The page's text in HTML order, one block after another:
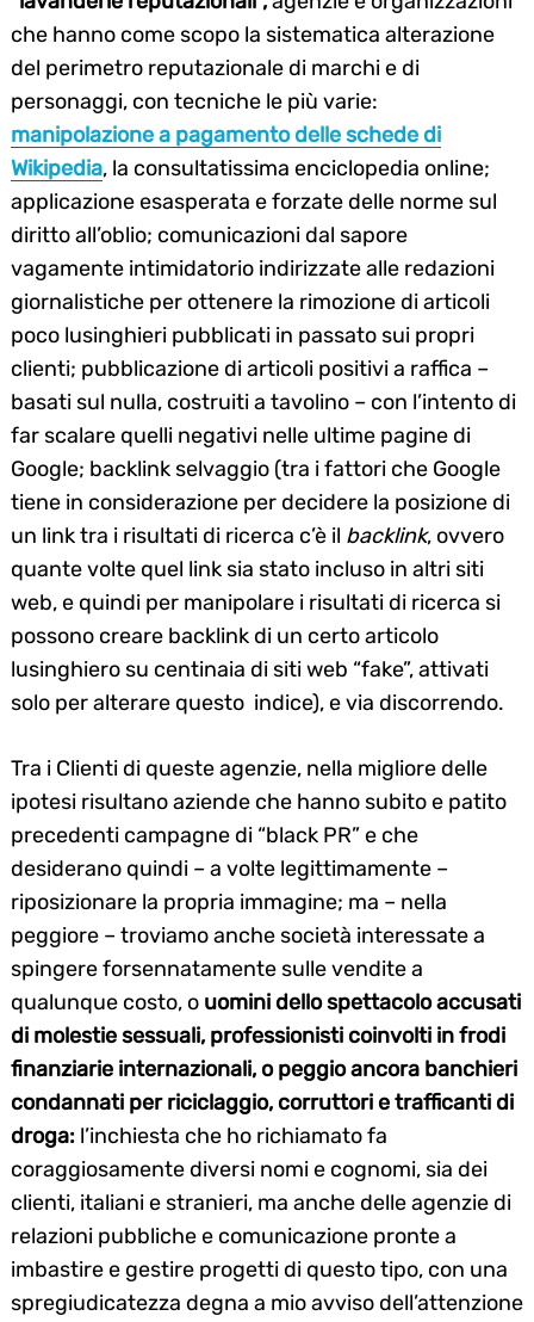
che hanno come scopo la sistematica alterazione
del perimetro reputazionale di marchi e di
personaggi, con tecniche le più varie:
manipolazione a pagamento delle schede di
Wikipedia, la consultatissima enciclopedia online;
applicazione esasperata e forzate delle norme sul
diritto all’oblio; comunicazioni dal sapore
vagamente intimidatorio indirizzate alle redazioni
giornalistiche per ottenere la rimozione di articoli
poco lusinghieri pubblicati in passato sui propri
clienti; pubblicazione di articoli positivi a raffica –
basati sul nulla, costruiti a tavolino – con l’intento di
far scalare quelli negativi nelle ultime pagine di
Google; backlink selvaggio (tra i fattori che Google
tiene in considerazione per decidere la posizione di
un link tra i risultati di ricerca c’è il backlink, ovvero
quante volte quel link sia stato incluso in altri siti
web, e quindi per manipolare i risultati di ricerca si
possono creare backlink di un certo articolo
lusinghiero su centinaia di siti web “fake”, attivati
solo per alterare questo indice), e via discorrendo.
Tra i Clienti di queste agenzie, nella migliore delle
ipotesi risultano aziende che hanno subito e patito
precedenti campagne di “black PR” e che
desiderano quindi – a volte legittimamente –
riposizionare la propria immagine; ma – nella
peggiore – troviamo anche società interessate a
spingere forsennatamente sulle vendite a
qualunque costo, o uomini dello spettacolo accusati
di molestie sessuali, professionisti coinvolti in frodi
finanziarie internazionali, o peggio ancora banchieri
condannati per riciclaggio, corruttori e trafficanti di
droga: l’inchiesta che ho richiamato fa
coraggiosamente diversi nomi e cognomi, sia dei
clienti, italiani e stranieri, ma anche delle agenzie di
relazioni pubbliche e comunicazione pronte a
imbastire e gestire progetti di questo tipo, con una
spregiudicatezza degna a mio avviso dell’attenzione